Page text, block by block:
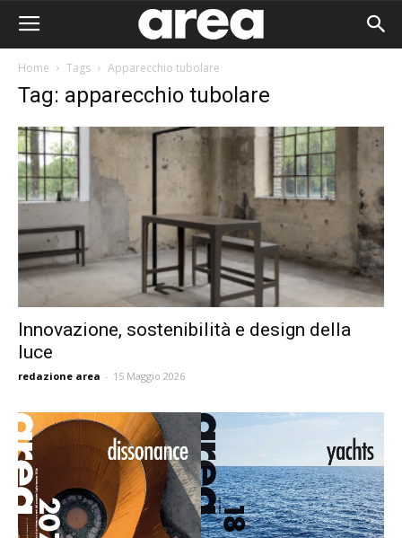
Home Tags Apparecchio tubolare
Tag: apparecchio tubolare
Innovazione, sostenibilità e design della
luce
redazione area - 15 Maggio 2026